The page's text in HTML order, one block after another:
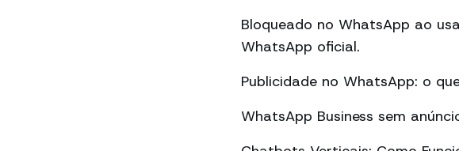
Bloqueado no WhatsApp ao
WhatsApp oficial.
Publicidade no WhatsApp: o
WhatsApp Business sem